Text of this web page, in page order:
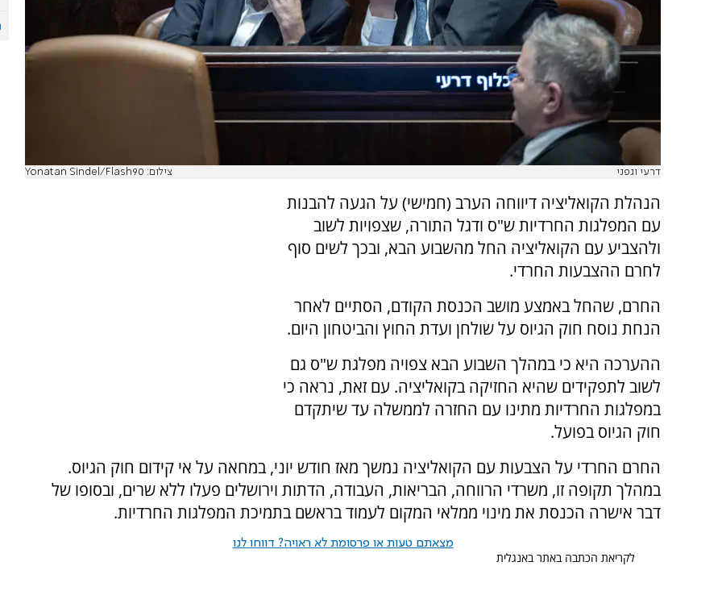
דרעי וגפני צילום: Yonatan Sindel/Flash90
הנהלת הקואליציה דיווחה הערב (חמישי) על הגעה להבנות
עם המפלגות החרדיות ש"ס ודגל התורה, שצפויות לשוב
ולהצביע עם הקואליציה החל מהשבוע הבא, ובכך לשים סוף
לחרם ההצבעות החרדי.
החרם, שהחל באמצע מושב הכנסת הקודם, הסתיים לאחר
הנחת נוסח חוק הגיוס על שולחן ועדת החוץ והביטחון היום.
ההערכה היא כי במהלך השבוע הבא צפויה מפלגת ש"ס גם
לשוב לתפקידים שהיא החזיקה בקואליציה. עם זאת, נראה כי
במפלגות החרדיות מתינו עם החזרה לממשלה עד שיתקדם
חוק הגיוס בפועל.
החרם החרדי על הצבעות עם הקואליציה נמשך מאז חודש יוני, במחאה על אי קידום חוק הגיוס.
במהלך תקופה זו, משרדי הרווחה, הבריאות, העבודה, הדתות וירושלים פעלו ללא שרים, ובסופו של
דבר אישרה הכנסת את מינוי ממלאי המקום לעמוד בראשם בתמיכת המפלגות החרדיות.
מצאתם טעות או פרסומת לא ראויה? דווחו לנו
לקריאת הכתבה באתר באנגלית